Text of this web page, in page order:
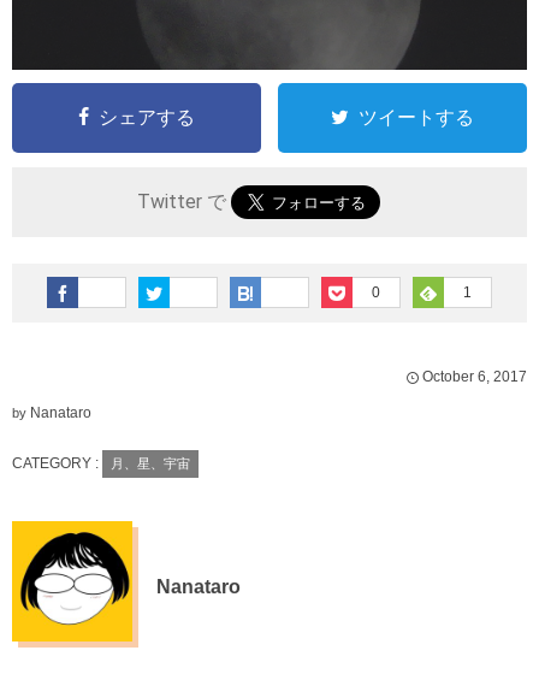
シェアする ツイートする
Twitter で
0 1
October 6, 2017
by Nanataro
CATEGORY : 月、星、宇宙
Nanataro